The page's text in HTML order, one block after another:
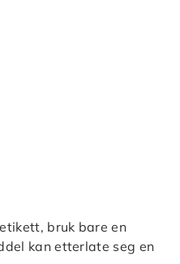
bruk bare en
kan etterlate seg en